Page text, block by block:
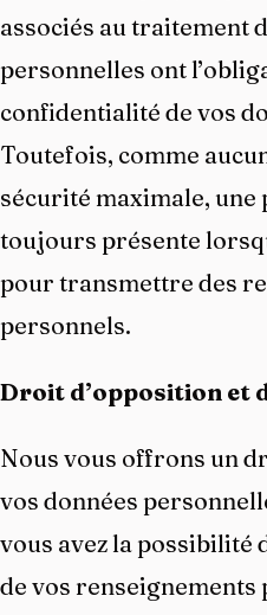
associés au traitement
personnelles ont
confidentialité de vos
Toutefois, comme
sécurité maximale, une
toujours présente
pour transmettre des
personnels.
Droit d’opposition et
Nous vous offrons un
vos données
vous avez la possibilité
de vos renseignements